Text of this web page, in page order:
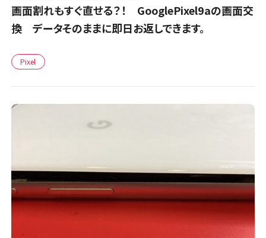
画面割れもすぐ直せる？！ GooglePixel9aの画面交
換 データそのままに即日お返しできます。
Pixel